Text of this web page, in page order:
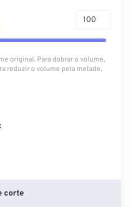
original. Para dobrar o volume,
reduzir o volume pela metade,
corte